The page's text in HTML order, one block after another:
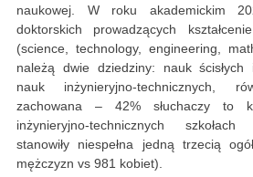
naukowej. W roku akademickim
doktorskich prowadzących
(science, technology, engineering,
należą dwie dziedziny: nauk
nauk inżynieryjno-technicznych,
zachowana – 42% słuchaczy to
inżynieryjno-technicznych
stanowiły niespełna jedną trzecią
mężczyzn vs 981 kobiet).